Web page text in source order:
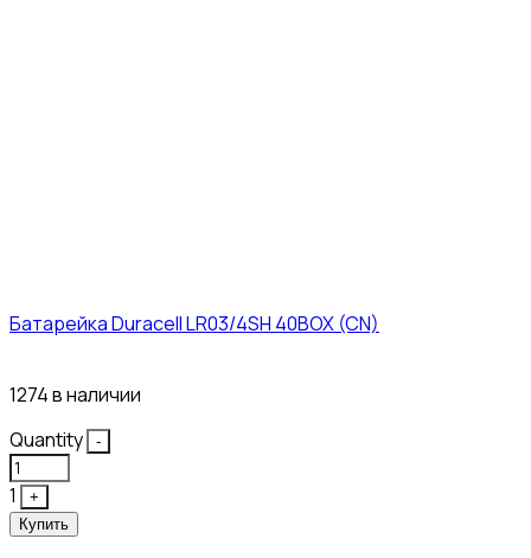
Батарейка Duracell LR03/4SH 40BOX (CN)
1274 в наличии
Quantity
-
1
+
Купить